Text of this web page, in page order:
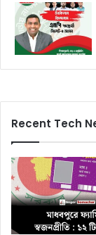
Recent Tech